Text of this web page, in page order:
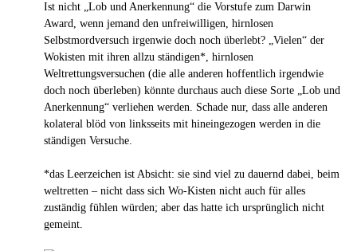
Ist nicht „Lob und Anerkennung“ die Vorstufe zum Darwin
Award, wenn jemand den unfreiwilligen, hirnlosen
Selbstmordversuch irgenwie doch noch überlebt? „Vielen“ der
Wokisten mit ihren allzu ständigen*, hirnlosen
Weltrettungsversuchen (die alle anderen hoffentlich irgendwie
doch noch überleben) könnte durchaus auch diese Sorte „Lob und
Anerkennung“ verliehen werden. Schade nur, dass alle anderen
kolateral blöd von linksseits mit hineingezogen werden in die
ständigen Versuche.
*das Leerzeichen ist Absicht: sie sind viel zu dauernd dabei, beim
weltretten – nicht dass sich Wo-Kisten nicht auch für alles
zuständig fühlen würden; aber das hatte ich ursprünglich nicht
gemeint.